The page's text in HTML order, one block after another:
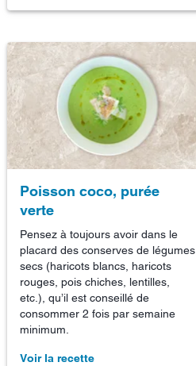
Poisson coco, purée
verte
Pensez à toujours avoir dans le
placard des conserves de légumes
secs (haricots blancs, haricots
rouges, pois chiches, lentilles,
etc.), qu’il est conseillé de
consommer 2 fois par semaine
minimum.
Voir la recette